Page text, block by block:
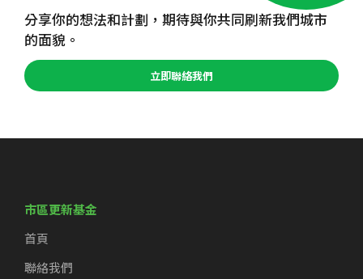
分享你的想法和計劃，期待與你共同刷新我們城市
的面貌。
立即聯絡我們
市區更新基金
首頁
聯絡我們